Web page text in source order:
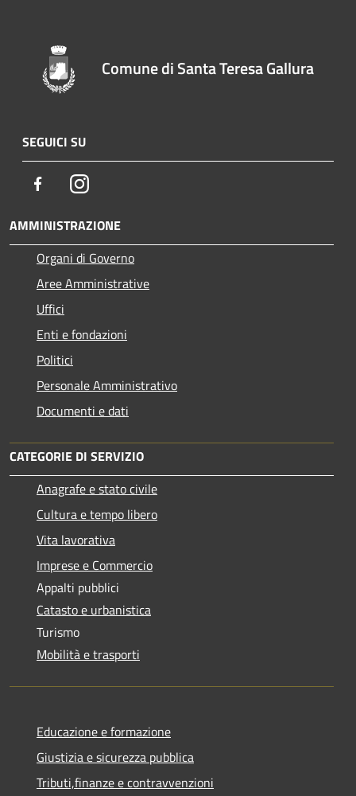
Comune di Santa Teresa Gallura
SEGUICI SU
FacebookInstagram
AMMINISTRAZIONE
Organi di Governo
Aree Amministrative
Uffici
Enti e fondazioni
Politici
Personale Amministrativo
Documenti e dati
CATEGORIE DI SERVIZIO
Anagrafe e stato civile
Cultura e tempo libero
Vita lavorativa
Imprese e Commercio
Appalti pubblici
Catasto e urbanistica
Turismo
Mobilità e trasporti
Educazione e formazione
Giustizia e sicurezza pubblica
Tributi,finanze e contravvenzioni